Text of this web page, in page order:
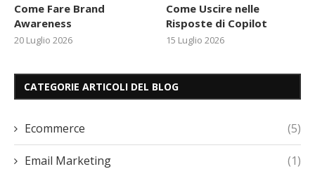
Come Fare Brand
Awareness
20 Luglio 2026
Come Uscire nelle
Risposte di Copilot
15 Luglio 2026
CATEGORIE ARTICOLI DEL BLOG
Ecommerce (5)
Email Marketing (1)